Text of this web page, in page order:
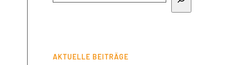
AKTUELLE BEITRÄGE